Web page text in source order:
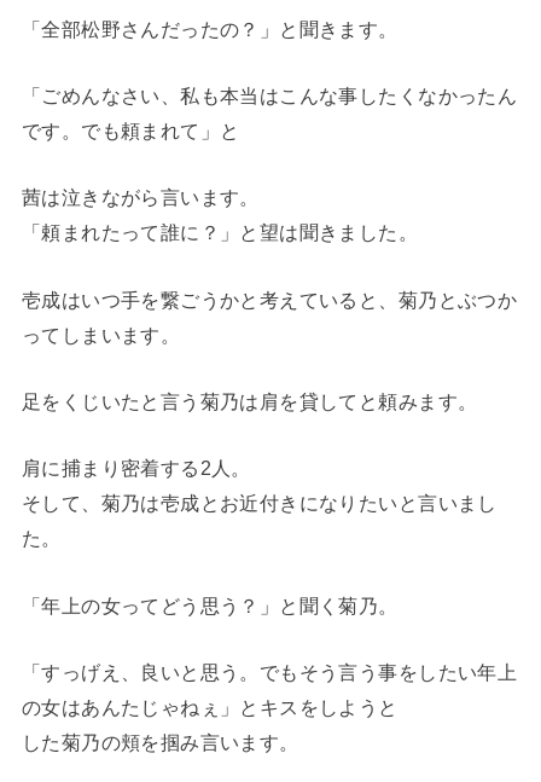
「全部松野さんだったの？」と聞きます。
「ごめんなさい、私も本当はこんな事したくなかったん
です。でも頼まれて」と
茜は泣きながら言います。
「頼まれたって誰に？」と望は聞きました。
壱成はいつ手を繋ごうかと考えていると、菊乃とぶつか
ってしまいます。
足をくじいたと言う菊乃は肩を貸してと頼みます。
肩に捕まり密着する2人。
そして、菊乃は壱成とお近付きになりたいと言いまし
た。
「年上の女ってどう思う？」と聞く菊乃。
「すっげえ、良いと思う。でもそう言う事をしたい年上
の女はあんたじゃねぇ」とキスをしようと
した菊乃の頬を掴み言います。